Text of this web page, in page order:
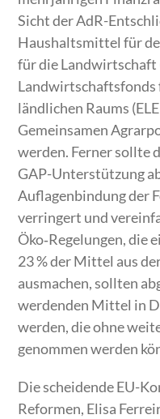
Sicht der AdR-
Haushaltsmittel für
für die Landwirtschaft
Landwirtschaftsfonds
ländlichen Raums
Gemeinsamen
werden. Ferner sollte
GAP-Unterstützung
Auflagenbindung der
verringert und
Öko‑Regelungen, die
23 % der Mittel aus
ausmachen, sollten
werdenden Mittel in
werden, die ohne
genommen werden
Die scheidende EU-
Reformen, Elisa